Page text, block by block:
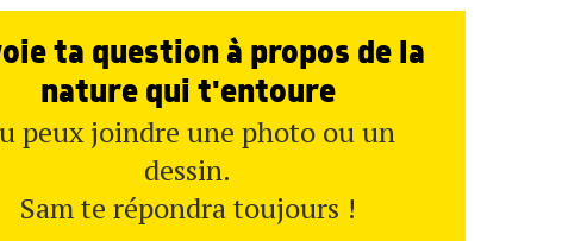
ta question à propos de la
nature qui t'entoure
peux joindre une photo ou un
dessin.
Sam te répondra toujours !